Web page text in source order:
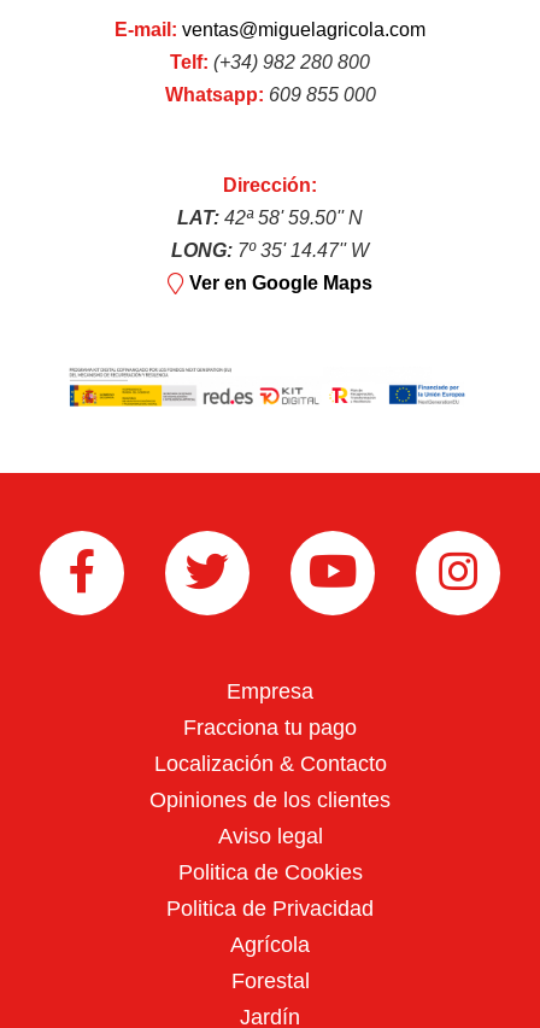
Rotovator/Fresadora
Arranca patatas
E-mail: ventas@miguelagricola.com
Telf: (+34) 982 280 800
Whatsapp: 609 855 000
Dirección:
LAT: 42ª 58' 59.50'' N
LONG: 7º 35' 14.47'' W
Ver en Google Maps
Empresa
Fracciona tu pago
Localización & Contacto
Opiniones de los clientes
Aviso legal
Politica de Cookies
Politica de Privacidad
Agrícola
Forestal
Jardín